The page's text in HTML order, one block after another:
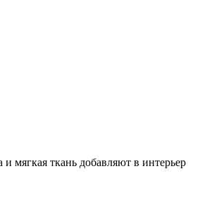
мягкая ткань добавляют в интерьер